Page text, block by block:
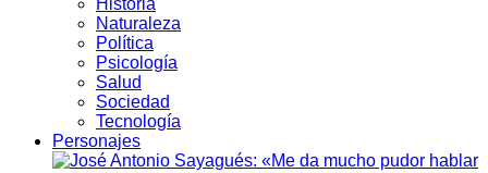
Historia
Naturaleza
Política
Psicología
Salud
Sociedad
Tecnología
Personajes